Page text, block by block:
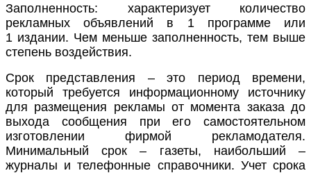
Заполненность: характеризует количество
рекламных объявлений в 1 программе или
1 издании. Чем меньше заполненность, тем выше
степень воздействия.
Срок представления – это период времени,
который требуется информационному источнику
для размещения рекламы от момента заказа до
выхода сообщения при его самостоятельном
изготовлении фирмой рекламодателя.
Минимальный срок – газеты, наибольший –
журналы и телефонные справочники. Учет срока